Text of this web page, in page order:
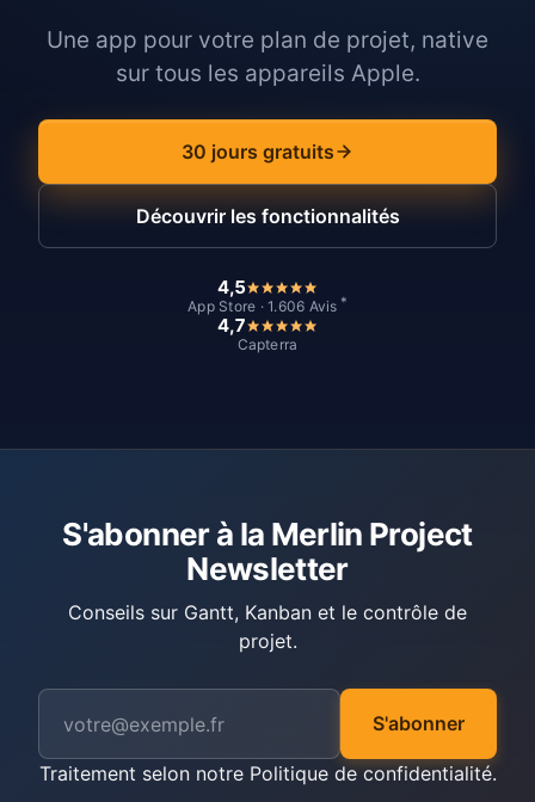
Une app pour votre plan de projet, native
sur tous les appareils Apple.
30 jours gratuits
Découvrir les fonctionnalités
4,5
App Store · 1.606 Avis *
4,7
Capterra
S'abonner à la Merlin Project
Newsletter
Conseils sur Gantt, Kanban et le contrôle de
projet.
S'abonner
Traitement selon notre Politique de confidentialité.